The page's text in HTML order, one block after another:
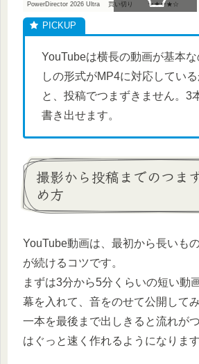
PowerDirector 2026 Ultra 買い切り ★★★★☆
YouTubeは横長の動画が基本
しの形式がMP4に対応している
と、投稿でつまずきません。3
書き出せます。
撮影から投稿までのつま
め方
YouTube動画は、最初から長いも
が続けるコツです。
まずは3分から5分くらいの短い動
幕を入れて、音をのせて公開してみ
一本を最後まで出しきると流れが
はぐっと速く作れるようになります